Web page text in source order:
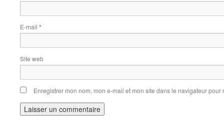
E-mail *
Site web
Enregistrer mon nom, mon e-mail et mon site dans le navigateur